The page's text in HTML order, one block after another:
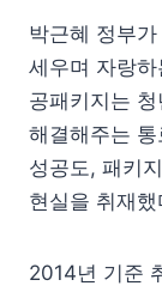
박근혜 정부
세우며 자랑하
공패키지는
해결해주는
성공도, 패키
현실을 취재했
2014년 기준